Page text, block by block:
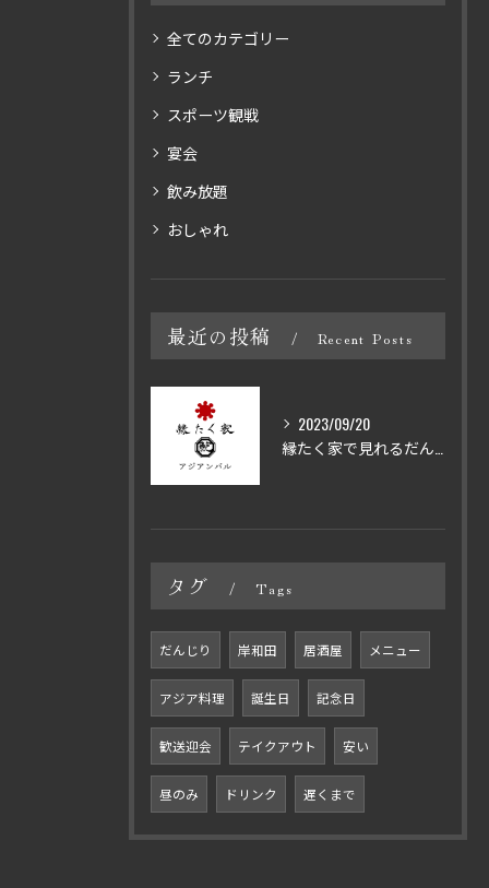
全てのカテゴリー
ランチ
スポーツ観戦
宴会
飲み放題
おしゃれ
最近の投稿 Recent Posts
2023/09/20
タグ Tags
だんじり 岸和田 居酒屋 メニュー
アジア料理 誕生日 記念日
歓送迎会 テイクアウト 安い
昼のみ ドリンク 遅くまで